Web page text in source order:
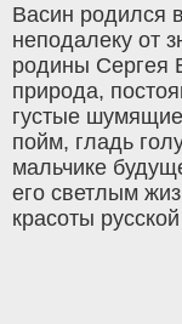
Васин родился
неподалеку от
родины Сергея
природа,
густые
пойм, гладь
мальчике
его светлым
красоты